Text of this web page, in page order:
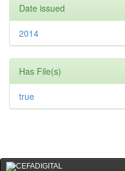
Date issued
2014
Has File(s)
true